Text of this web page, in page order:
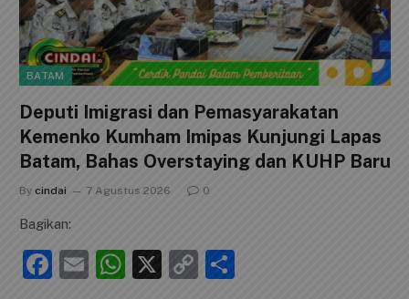
BATAM
Deputi Imigrasi dan Pemasyarakatan
Kemenko Kumham Imipas Kunjungi Lapas
Batam, Bahas Overstaying dan KUHP Baru
By cindai 7 Agustus 2026 0
Bagikan:
F
E
W X
C